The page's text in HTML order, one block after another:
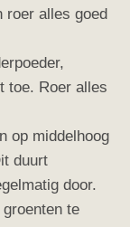
roer alles goed
toe. Roer alles
op middelhoog
duurt
door.
te